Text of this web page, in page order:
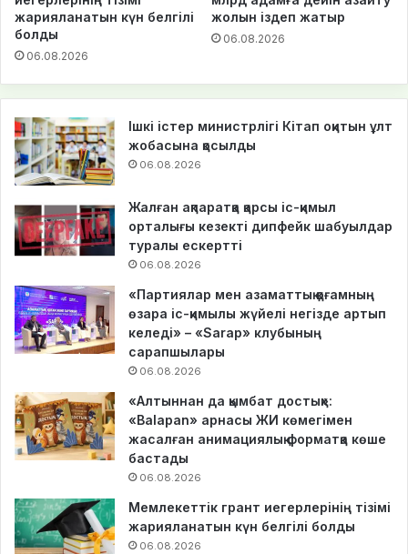
жарияланатын күн белгілі
болды
06.08.2026
жолын іздеп жатыр
06.08.2026
Ішкі істер министрлігі Кітап оқитын ұлт
жобасына қосылды
06.08.2026
Жалған ақпаратқа қарсы іс-қимыл
орталығы кезекті дипфейк шабуылдар
туралы ескертті
06.08.2026
«Партиялар мен азаматтық қоғамның
өзара іс-қимылы жүйелі негізде артып
келеді» – «Sarap» клубының
сарапшылары
06.08.2026
«Алтыннан да қымбат достық»:
«Balapan» арнасы ЖИ көмегімен
жасалған анимациялық форматқа көше
бастады
06.08.2026
Мемлекеттік грант иегерлерінің тізімі
жарияланатын күн белгілі болды
06.08.2026